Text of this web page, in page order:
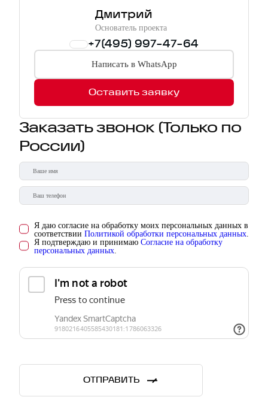
Дмитрий
Основатель проекта
+7(495) 997-47-64
Написать в WhatsApp
Оставить заявку
Заказать звонок (Только по
России)
Я даю согласие на обработку моих персональных данных в
соответствии Политикой обработки персональных данных.
Я подтверждаю и принимаю Согласие на обработку
персональных данных.
ОТПРАВИТЬ